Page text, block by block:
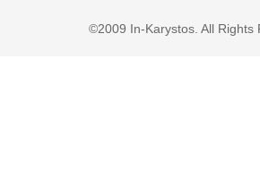
©2009 In-Karystos. All